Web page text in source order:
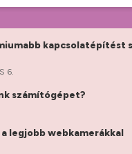
kapcsolatépítést
6.
számítógépet?
legjobb webkamerákkal